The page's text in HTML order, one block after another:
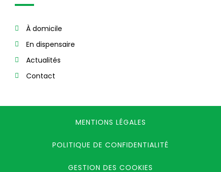
À domicile
En dispensaire
Actualités
Contact
MENTIONS LÉGALES
POLITIQUE DE CONFIDENTIALITÉ
GESTION DES COOKIES